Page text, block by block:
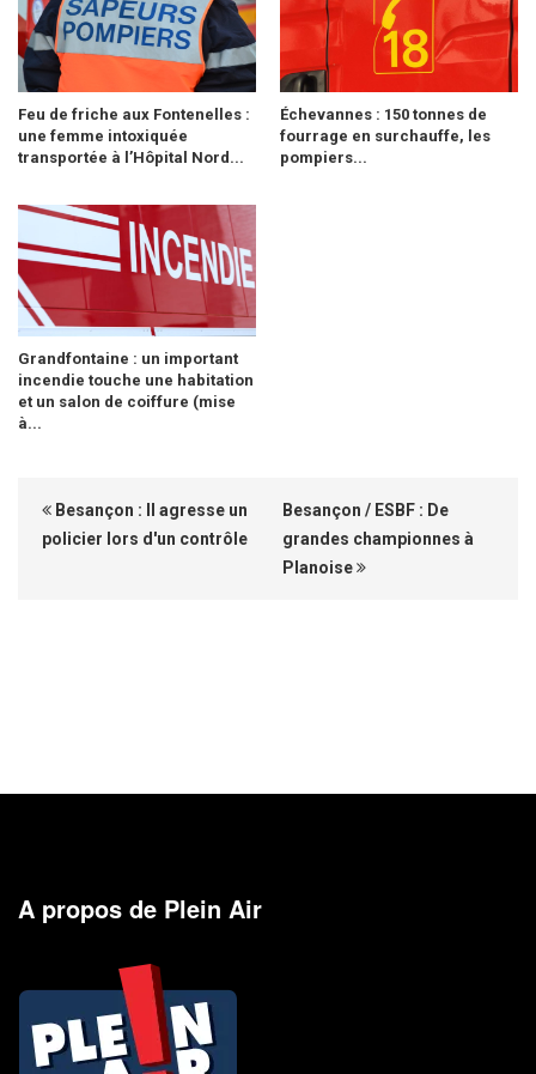
Feu de friche aux Fontenelles :
une femme intoxiquée
transportée à l’Hôpital Nord...
Échevannes : 150 tonnes de
fourrage en surchauffe, les
pompiers...
Grandfontaine : un important
incendie touche une habitation
et un salon de coiffure (mise
à...
Besançon : Il agresse un
policier lors d'un contrôle
Besançon / ESBF : De
grandes championnes à
Planoise
A propos de Plein Air